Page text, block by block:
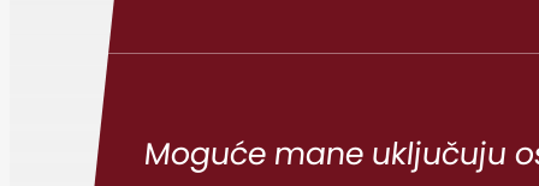
Moguće mane uključuju